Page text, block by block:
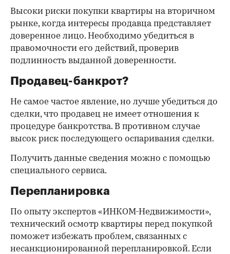
Высоки риски покупки квартиры на вторичном
рынке, когда интересы продавца представляет
доверенное лицо. Необходимо убедиться в
правомочности его действий, проверив
подлинность выданной доверенности.
Продавец-банкрот?
Не самое частое явление, но лучше убедиться до
сделки, что продавец не имеет отношения к
процедуре банкротства. В противном случае
высок риск последующего оспаривания сделки.
Получить данные сведения можно с помощью
специального сервиса.
Перепланировка
По опыту экспертов «ИНКОМ-Недвижимости»,
технический осмотр квартиры перед покупкой
поможет избежать проблем, связанных с
несанкционированной перепланировкой. Если